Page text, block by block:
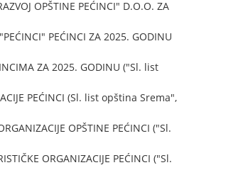
OPŠTINE PEĆINCI" D.O.O. ZA
PEĆINCI ZA 2025. GODINU
ZA 2025. GODINU ("Sl. list
PEĆINCI (Sl. list opština Srema",
OPŠTINE PEĆINCI ("Sl.
ORGANIZACIJE PEĆINCI ("Sl.